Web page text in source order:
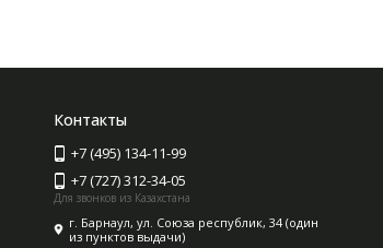
Контакты
+7 (495) 134-11-99
+7 (727) 312-34-05
Для звонков из Казахстана
г. Барнаул, ул. Союза республик, 34 (один
из пунктов выдачи)